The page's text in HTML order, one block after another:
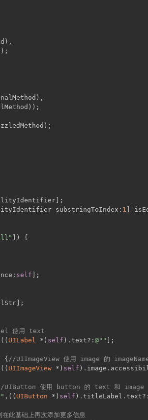
substringToIndex: 1 ]
]) {
self ];
使用 text
UILabel *) self ).text?: @""
];
{ //UIImageView 使用 image 的
UIImageView *) self
UIButton 使用 button 的 text 和 image
,(( UIButton *) self ).titleLabel.text?:
基础上再次添加更多信息